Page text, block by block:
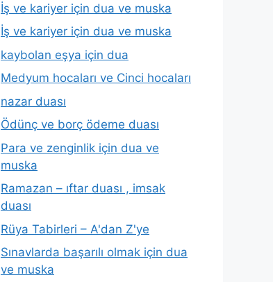
İş ve kariyer için dua ve muska
İş ve kariyer için dua ve muska
kaybolan eşya için dua
Medyum hocaları ve Cinci hocaları
nazar duası
Ödünç ve borç ödeme duası
Para ve zenginlik için dua ve
muska
Ramazan – ıftar duası , imsak
duası
Rüya Tabirleri – A'dan Z'ye
Sınavlarda başarılı olmak için dua
ve muska